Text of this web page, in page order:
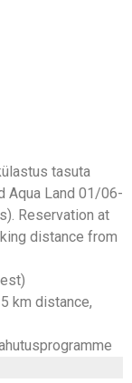
tasuta
Aqua Land 01/06-
Reservation at
distance from
km distance,